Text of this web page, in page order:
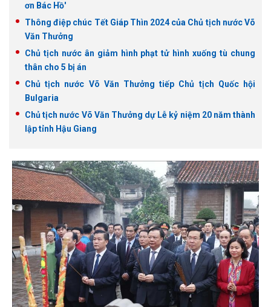
ơn Bác Hồ'
Thông điệp chúc Tết Giáp Thìn 2024 của Chủ tịch nước Võ
Văn Thưởng
Chủ tịch nước ân giảm hình phạt tử hình xuống tù chung
thân cho 5 bị án
Chủ tịch nước Võ Văn Thưởng tiếp Chủ tịch Quốc hội
Bulgaria
Chủ tịch nước Võ Văn Thưởng dự Lễ kỷ niệm 20 năm thành
lập tỉnh Hậu Giang